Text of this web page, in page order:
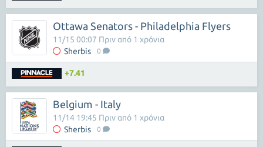
Ottawa Senators - Philadelphia Flyers
Sherbis 0
11/15 00:07 Πριν από 1 χρόνια
+7.41
Belgium - Italy
Sherbis 0
11/14 19:45 Πριν από 1 χρόνια